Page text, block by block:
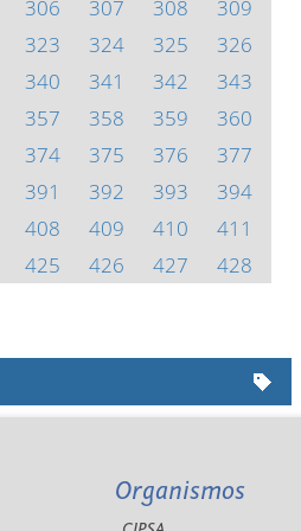
306 307 308
309
323 324 325
326
340 341 342
343
357 358 359
360
374 375 376
377
391 392 393
394
408 409 410
411
425 426 427
428
Organismos